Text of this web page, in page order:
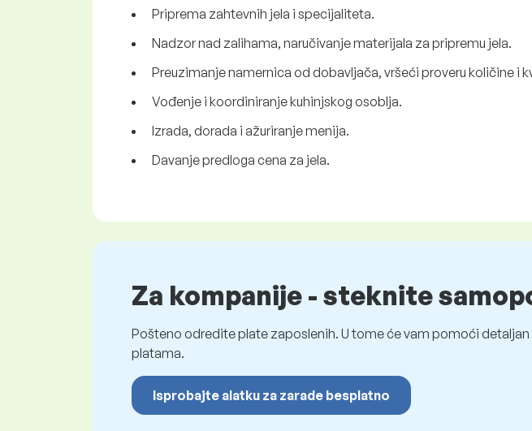
Priprema zahtevnih jela i specijaliteta.
Nadzor nad zalihama, naručivanje materijala za pripremu jela.
Preuzimanje namernica od dobavljača, vršeći proveru količine i
Vođenje i koordiniranje kuhinjskog osoblja.
Izrada, dorada i ažuriranje menija.
Davanje predloga cena za jela.
Za kompanije - steknite
Pošteno odredite plate zaposlenih. U tome će vam pomoći
platama.
Isprobajte alatku za zarade besplatno